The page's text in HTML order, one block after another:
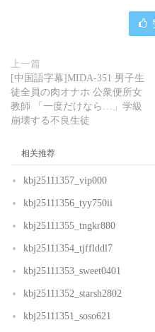
上一篇
[中国語字幕]MIDA-351 男子生
徒全員の肉オナホ 公衆便所女
教師 「一度だけなら…」学級
崩壊する不良生徒
相关推荐
kbj25111357_vip000
kbj25111356_tyy750ii
kbj25111355_tngkr880
kbj25111354_tjfflddl7
kbj25111353_sweet0401
kbj25111352_starsh2802
kbj25111351_soso621